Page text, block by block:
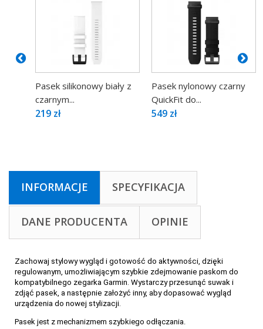
Pasek silikonowy biały z
czarnym...
219 zł
Pasek nylonowy czarny
QuickFit do...
549 zł
INFORMACJE SPECYFIKACJA
DANE PRODUCENTA OPINIE
Zachowaj stylowy wygląd i gotowość do aktywności, dzięki
regulowanym, umożliwiającym szybkie zdejmowanie paskom do
kompatybilnego zegarka Garmin. Wystarczy przesunąć suwak i
zdjąć pasek, a następnie założyć inny, aby dopasować wygląd
urządzenia do nowej stylizacji.
Pasek jest z mechanizmem szybkiego odłączania.